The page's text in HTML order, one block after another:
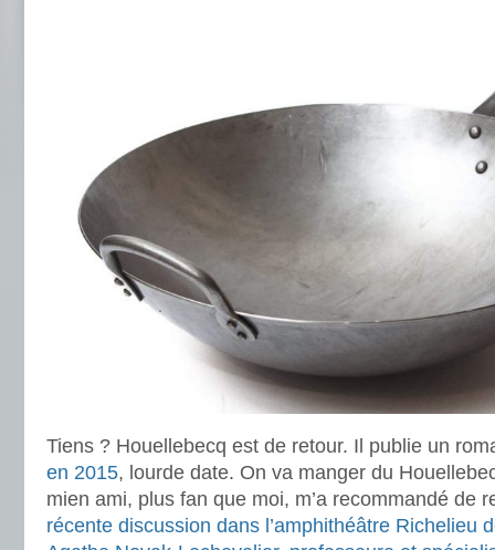
Tiens ? Houellebecq est de retour. Il publie un
en 2015, lourde date. On va manger du
mien ami, plus fan que moi, m’a recommandé de
récente discussion dans l’amphithéâtre Richelieu